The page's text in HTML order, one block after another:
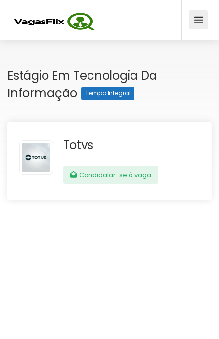
Estágio Em Tecnologia Da
Informação
Tempo Integral
Totvs
Candidatar-se à vaga